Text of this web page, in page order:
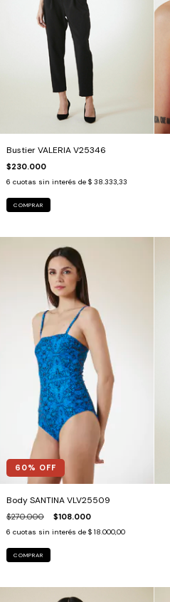
Bustier VALERIA V25346
$230.000
6 cuotas sin interés de $ 38.333,33
COMPRAR
60% OFF
Body SANTINA VLV25509
$270.000 $108.000
6 cuotas sin interés de $ 18.000,00
COMPRAR